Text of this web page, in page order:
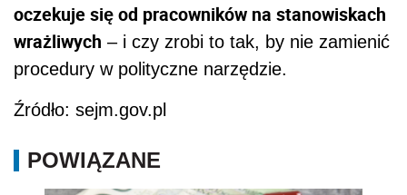
oczekuje się od pracowników na stanowiskach
wrażliwych – i czy zrobi to tak, by nie zamienić
procedury w polityczne narzędzie.
Źródło: sejm.gov.pl
POWIĄZANE